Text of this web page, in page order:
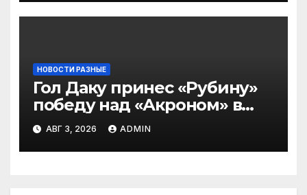
НОВОСТИ РАЗНЫЕ
Гол Даку принес «Рубину»
победу над «Акроном» в
матче РПЛ
АВГ 3, 2026 ADMIN